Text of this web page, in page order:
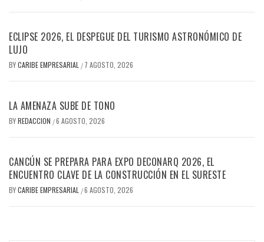
ECLIPSE 2026, EL DESPEGUE DEL TURISMO ASTRONÓMICO DE
LUJO
BYCARIBE EMPRESARIAL / 7 AGOSTO, 2026
LA AMENAZA SUBE DE TONO
BYREDACCION /6 AGOSTO, 2026
CANCÚN SE PREPARA PARA EXPO DECONARQ 2026, EL
ENCUENTRO CLAVE DE LA CONSTRUCCIÓN EN EL SURESTE
BYCARIBE EMPRESARIAL /6 AGOSTO, 2026